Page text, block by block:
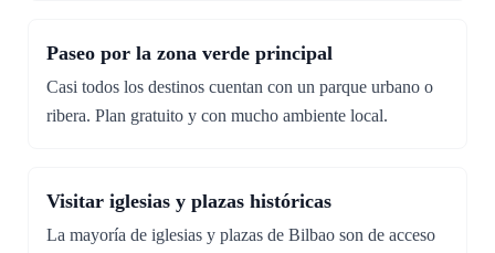
Paseo por la zona verde principal
Casi todos los destinos cuentan con un parque urbano o
ribera. Plan gratuito y con mucho ambiente local.
Visitar iglesias y plazas históricas
La mayoría de iglesias y plazas de Bilbao son de acceso